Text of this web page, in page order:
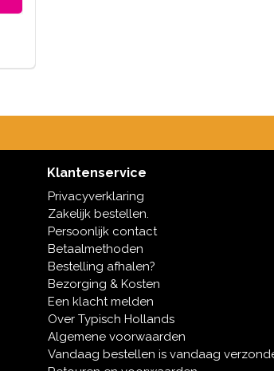
Klantenservice
Privacyverklaring
Zakelijk bestellen.
Persoonlijk contact
Betaalmethoden
Bestelling afhalen?
Bezorging & Kosten
Een klacht melden
Over Typisch Hollands
Algemene voorwaarden
Vandaag bestellen is vandaag